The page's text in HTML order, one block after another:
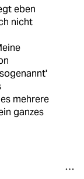
eben
nicht
mehrere
ganzes